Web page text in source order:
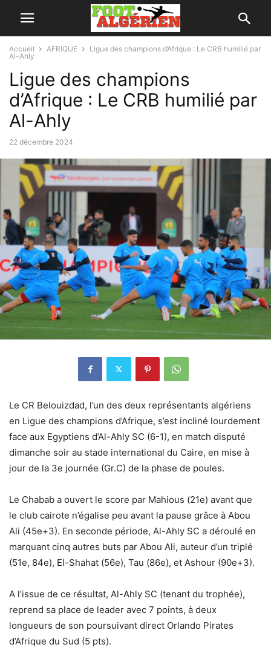
Accueil AFRIQUE
Ligue des champions d’Afrique : Le CRB humilié par
Al-Ahly
Ligue des champions
d’Afrique : Le CRB humilié par
Al-Ahly
22 décembre 2024
Le CR Belouizdad, l’un des deux représentants algériens
en Ligue des champions d’Afrique, s’est incliné lourdement
face aux Egyptiens d’Al-Ahly SC (6-1), en match disputé
dimanche soir au stade international du Caire, en mise à
jour de la 3e journée (Gr.C) de la phase de poules.
Le Chabab a ouvert le score par Mahious (21e) avant que
le club cairote n’égalise peu avant la pause grâce à Abou
Ali (45e+3). En seconde période, Al-Ahly SC a déroulé en
marquant cinq autres buts par Abou Ali, auteur d’un triplé
(51e, 84e), El-Shahat (56e), Tau (86e), et Ashour (90e+3).
A l’issue de ce résultat, Al-Ahly SC (tenant du trophée),
reprend sa place de leader avec 7 points, à deux
longueurs de son poursuivant direct Orlando Pirates
d’Afrique du Sud (5 pts).